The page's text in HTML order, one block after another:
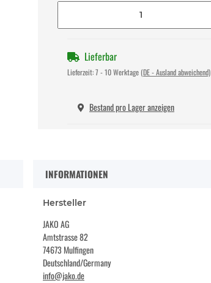
Lieferbar
Lieferzeit:7 - 10 Werktage (DE - Ausland abweichend)
Bestand pro Lager anzeigen
INFORMATIONEN
Hersteller
JAKO AG
Amtstrasse 82
74673 Mulfingen
Deutschland/Germany
info@jako.de